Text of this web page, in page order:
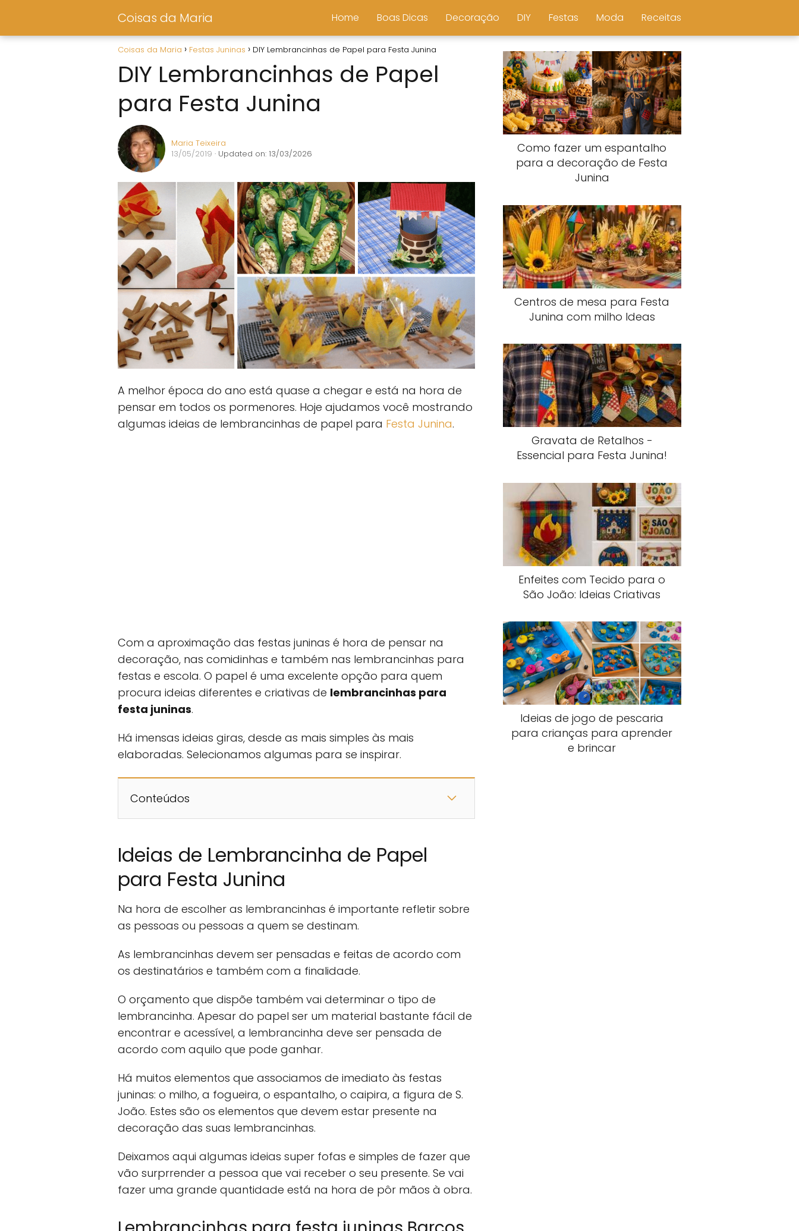
Coisas da Maria Home Boas Dicas Decoração DIY Festas Moda Receitas
Coisas da Maria Festas Juninas DIY Lembrancinhas de Papel para Festa Junina
DIY Lembrancinhas de Papel
para Festa Junina
Maria Teixeira
13/05/2019 · Updated on: 13/03/2026
A melhor época do ano está quase a chegar e está na hora de
pensar em todos os pormenores. Hoje ajudamos você mostrando
algumas ideias de lembrancinhas de papel para Festa Junina.
Com a aproximação das festas juninas é hora de pensar na
decoração, nas comidinhas e também nas lembrancinhas para
festas e escola. O papel é uma excelente opção para quem
procura ideias diferentes e criativas de lembrancinhas para
festa juninas.
Há imensas ideias giras, desde as mais simples às mais
elaboradas. Selecionamos algumas para se inspirar.
Conteúdos
Ideias de Lembrancinha de Papel
para Festa Junina
Na hora de escolher as lembrancinhas é importante refletir sobre
as pessoas ou pessoas a quem se destinam.
As lembrancinhas devem ser pensadas e feitas de acordo com
os destinatários e também com a finalidade.
O orçamento que dispõe também vai determinar o tipo de
lembrancinha. Apesar do papel ser um material bastante fácil de
encontrar e acessível, a lembrancinha deve ser pensada de
acordo com aquilo que pode ganhar.
Há muitos elementos que associamos de imediato às festas
juninas: o milho, a fogueira, o espantalho, o caipira, a figura de S.
João. Estes são os elementos que devem estar presente na
decoração das suas lembrancinhas.
Deixamos aqui algumas ideias super fofas e simples de fazer que
vão surprrender a pessoa que vai receber o seu presente. Se vai
fazer uma grande quantidade está na hora de pôr mãos à obra.
Como fazer um espantalho
para a decoração de Festa
Junina
Centros de mesa para Festa
Junina com milho Ideas
Gravata de Retalhos -
Essencial para Festa Junina!
Enfeites com Tecido para o
São João: Ideias Criativas
Ideias de jogo de pescaria
para crianças para aprender
e brincar